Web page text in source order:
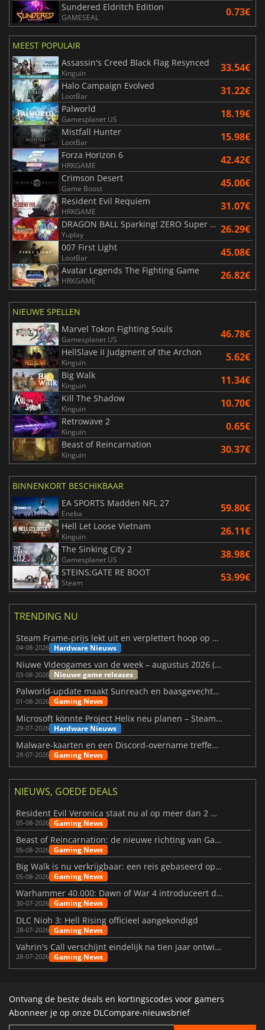
Sundered Eldritch Edition
GAMESEAL 0.73€
MEEST POPULAIR
Assassin's Creed Black Flag Resynced
Kinguin 33.54€
Halo Campaign Evolved
LootBar 31.22€
Palworld
Gamesplanet US 18.19€
Mistfall Hunter
LootBar 15.98€
Forza Horizon 6
HRKGAME 42.42€
Crimson Desert
Game Boost 45.00€
Resident Evil Requiem
HRKGAME 31.07€
DRAGON BALL Sparking! ZERO Super Limit Breaking NEO
Yuplay 26.29€
007 First Light
LootBar 45.08€
Avatar Legends The Fighting Game
HRKGAME 26.82€
NIEUWE SPELLEN
Marvel Tokon Fighting Souls
Gamesplanet US 46.78€
HellSlave II Judgment of the Archon
Kinguin 5.62€
Big Walk
Kinguin 11.34€
Kill The Shadow
Kinguin 10.70€
Retrowave 2
Kinguin 0.65€
Beast of Reincarnation
Kinguin 30.37€
BINNENKORT BESCHIKBAAR
EA SPORTS Madden NFL 27
Eneba 59.80€
Hell Let Loose Vietnam
Kinguin 26.11€
The Sinking City 2
Gamesplanet US 38.98€
STEINS;GATE RE BOOT
Steam 53.99€
TRENDING NU
Steam Frame-prijs lekt uit en verplettert hoop op betaalbare VR
04-08-2026 Hardware Nieuws
Niuwe Videogames van de week – augustus 2026 (week 32)
03-08-2026 Nieuwe game releases
Palworld-update maakt Sunreach en baasgevechten stabieler
01-08-2026 Gaming News
Microsoft könnte Project Helix neu planen – Steam-Support wackelt
29-07-2026 Hardware Nieuws
Malware-kaarten en een Discord-overname treffen Meccha Chameleon
28-07-2026 Gaming News
NIEUWS, GOEDE DEALS
Resident Evil Veronica staat nu al op meer dan 2 miljoen verlanglijstjes
05-08-2026 Gaming News
Beast of Reincarnation: de nieuwe richting van Game Freak
05-08-2026 Gaming News
Big Walk is nu verkrijgbaar: een reis gebaseerd op vriendschap
05-08-2026 Gaming News
Warhammer 40.000: Dawn of War 4 introduceert de Necron-factie
30-07-2026 Gaming News
DLC Nioh 3: Hell Rising officieel aangekondigd
28-07-2026 Gaming News
Vahrin's Call verschijnt eindelijk na tien jaar ontwikkeling
28-07-2026 Gaming News
Ontvang de beste deals en kortingscodes voor gamers
Abonneer je op onze DLCompare-nieuwsbrief